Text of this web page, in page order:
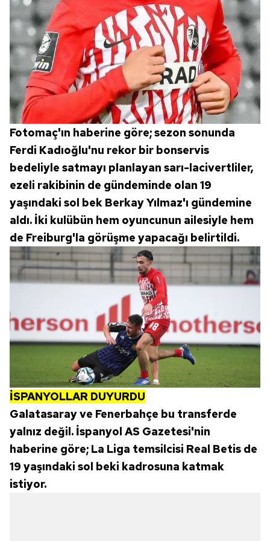
kullanılmaktadır. Bu çerezler vasıtasıyla çeşitli kişisel
verileriniz işlenmekte olup gerekli olan çerezler bilgi
toplumu hizmetlerinin sunulması amacıyla
kullanılmaktadır. Diğer çerezler, sitemizin daha işlevsel
kılınması ve kişiselleştirilmesi ve sizlere yönelik
reklam/pazarlama faaliyetlerinin yapılması, amaçlarıyla
sınırlı olarak açık rızanız dahilinde kullanılacaktır.
Çerezlere ilişkin tercihlerinizi aşağıda yer alan panel
vasıtasıyla belirleyebilirsiniz. Çerezlere ilişkin detaylı bilgi
için Ayarlar butonuna tıklayabilir,Çerez Bilgilendirme
Metnimiziziyaret edebilirsiniz.
6698 sayılı Kişisel Verilerin Korunması Kanunu uyarınca
hazırlanmış Aydınlatma Metnimizi okumak ve sitemizde
ilgili mevzuata uygun olarak kullanılan çerezlerle ilgili bilgi
almak için lütfentıklayınız.
Fotomaç'ın haberine göre; sezon sonunda
Ferdi Kadıoğlu'nu rekor bir bonservis
bedeliyle satmayı planlayan sarı-lacivertliler,
ezeli rakibinin de gündeminde olan 19
yaşındaki sol bek Berkay Yılmaz'ı gündemine
aldı. İki kulübün hem oyuncunun ailesiyle hem
de Freiburg'la görüşme yapacağı belirtildi.
İSPANYOLLAR DUYURDU
Galatasaray ve Fenerbahçe bu transferde
yalnız değil. İspanyol AS Gazetesi'nin
haberine göre; La Liga temsilcisi Real Betis de
19 yaşındaki sol beki kadrosuna katmak
istiyor.